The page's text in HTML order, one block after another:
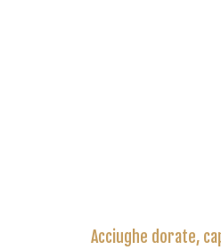
Acciughe dorate,